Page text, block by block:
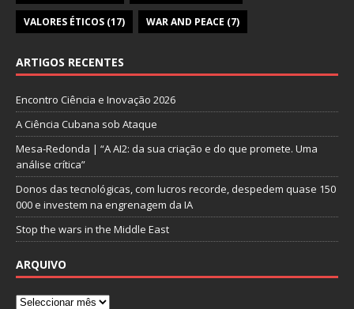
VALORES ÉTICOS (17) WAR AND PEACE (7)
ARTIGOS RECENTES
Encontro Ciência e Inovação 2026
A Ciência Cubana sob Ataque
Mesa-Redonda | “A AI2: da sua criação e do que promete. Uma
análise crítica”
Donos das tecnológicas, com lucros recorde, despedem quase 150
000 e investem na engrenagem da IA
Stop the wars in the Middle East
ARQUIVO